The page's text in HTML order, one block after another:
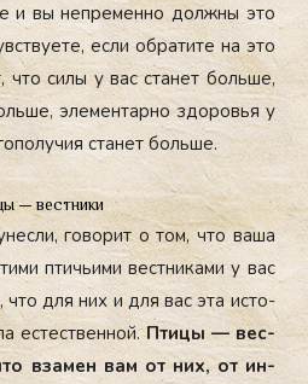
и вы неп­ре­мен­но дол­жны это
ес­ли об­ра­тите на это
что си­лы у вас ста­нет боль­ше,
эле­мен­тарно здо­ровья у
ста­нет боль­ше.
— вестники
го­ворит о том, что ва­ша
птичь­ими вес­тни­ками у вас
что для них и для вас эта ис­то­
ес­тес­твен­ной.Пти­цы — вес­
вза­мен вам от них, от ин­